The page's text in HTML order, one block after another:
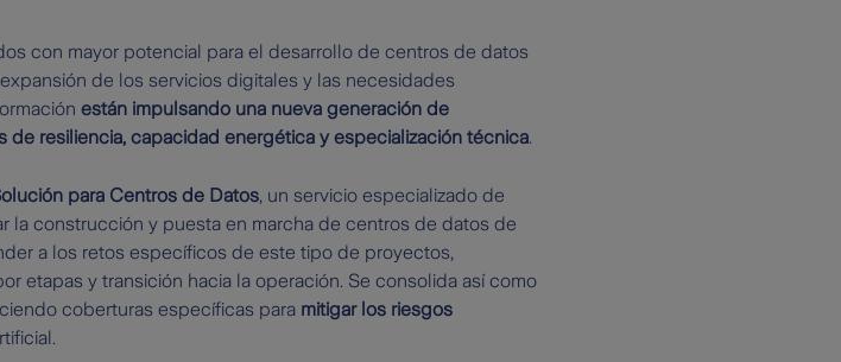
con mayor potencial para el desarrollo de centros de datos
de los servicios digitales y las necesidades
están impulsando una nueva generación de
resiliencia, capacidad energética y especialización técnica.
para Centros de Datos, un servicio especializado de
la construcción y puesta en marcha de centros de datos de
a los retos específicos de este tipo de proyectos,
etapas y transición hacia la operación. Se consolida así como
coberturas específicas para mitigar los riesgos